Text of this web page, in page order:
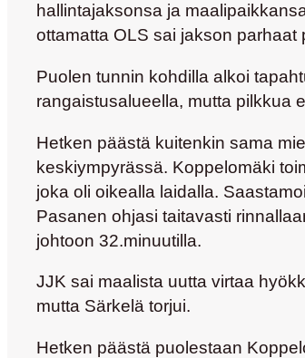
hallintajaksonsa ja
ottamatta OLS sai jakson
Puolen tunnin kohdilla alkoi
rangaistusalueella, mutta pilkkua
Hetken päästä kuitenkin sama
keskiympyrässä. Koppelomäki
joka oli oikealla laidalla.
Pasanen ohjasi taitavasti
johtoon 32.minuutilla.
JJK sai maalista uutta virtaa
mutta Särkelä torjui.
Hetken päästä puolestaan